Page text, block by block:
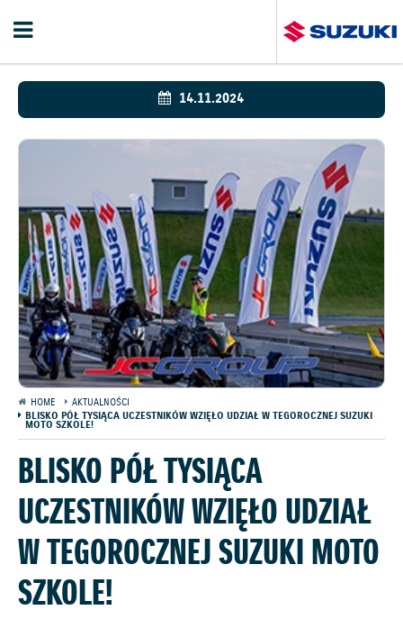
14.11.2024
HOME
AKTUALNOŚCI
BLISKO PÓŁ TYSIĄCA UCZESTNIKÓW WZIĘŁO UDZIAŁ W TEGOROCZNEJ SUZUKI
MOTO SZKOLE!
BLISKO PÓŁ TYSIĄCA
UCZESTNIKÓW WZIĘŁO UDZIAŁ
W TEGOROCZNEJ SUZUKI MOTO
SZKOLE!